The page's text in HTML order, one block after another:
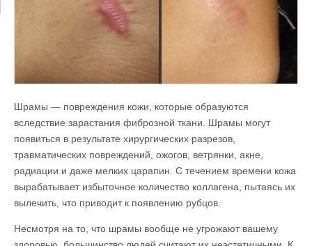
Шрамы — повреждения кожи, которые образуются
вследствие зарастания фиброзной ткани. Шрамы могут
появиться в результате хирургических разрезов,
травматических повреждений, ожогов, ветрянки, акне,
радиации и даже мелких царапин. С течением времени кожа
вырабатывает избыточное количество коллагена, пытаясь их
вылечить, что приводит к появлению рубцов.
Несмотря на то, что шрамы вообще не угрожают вашему